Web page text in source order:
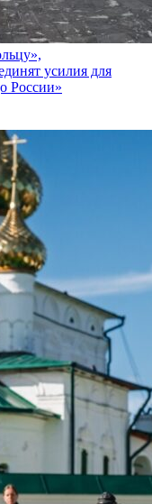
усилия для
России»